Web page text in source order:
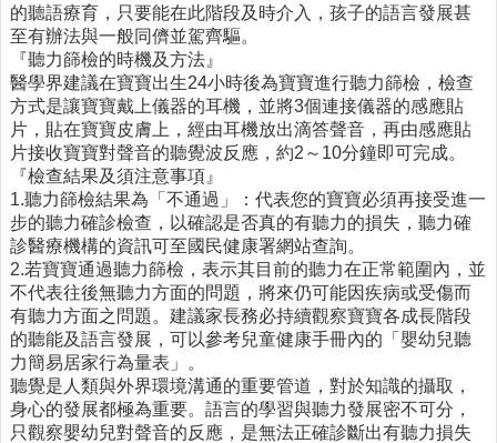
社
區
資
源
門
診
時
間
表
預
防
與
注
射
時
間
表
的聽語療育，只要能在此階段及時介入，孩子的語言發展甚
至有辦法與一般同儕並駕齊驅。
『聽力篩檢的時機及方法』
醫學界建議在寶寶出生24小時後為寶寶進行聽力篩檢，檢查
方式是讓寶寶戴上儀器的耳機，並將3個連接儀器的感應貼
片，貼在寶寶皮膚上，經由耳機放出滴答聲音，再由感應貼
片接收寶寶對聲音的聽覺波反應，約2～10分鐘即可完成。
『檢查結果及須注意事項』
1.聽力篩檢結果為「不通過」：代表您的寶寶必須再接受進一
步的聽力確診檢查，以確認是否真的有聽力的損失，聽力確
診醫療機構的資訊可至國民健康署網站查詢。
2.若寶寶通過聽力篩檢，表示其目前的聽力在正常範圍內，並
不代表往後無聽力方面的問題，將來仍可能因疾病或受傷而
有聽力方面之問題。建議家長務必持續觀察寶寶各成長階段
的聽能及語言發展，可以參考兒童健康手冊內的「嬰幼兒聽
力簡易居家行為量表」。
聽覺是人類與外界環境溝通的重要管道，對於知識的攝取，
身心的發展都極為重要。語言的學習與聽力發展密不可分，
只觀察嬰幼兒對聲音的反應，是無法正確診斷出有聽力損失